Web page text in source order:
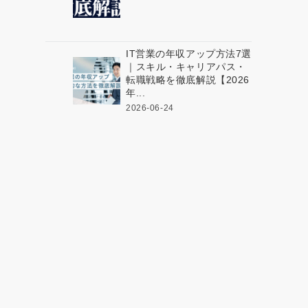
IT営業の年収アップ方法7選
｜スキル・キャリアパス・
転職戦略を徹底解説【2026
年...
2026-06-24